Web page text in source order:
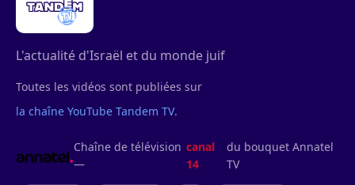
L'actualité d'Israël et du monde juif
Toutes les vidéos sont publiées sur
la chaîne YouTube Tandem TV.
Chaîne de télévision
—
canal
14
du bouquet Annatel
TV